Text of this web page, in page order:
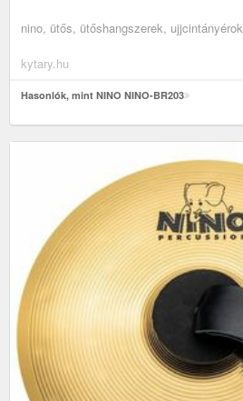
nino, ütős, ütőshangszerek, ujjcintányérok
kytary.hu
Hasonlók, mint NINO NINO-BR203